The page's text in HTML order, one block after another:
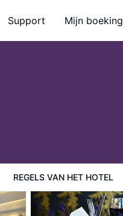
Support Mijn boeking
REGELS VAN HET HOTEL